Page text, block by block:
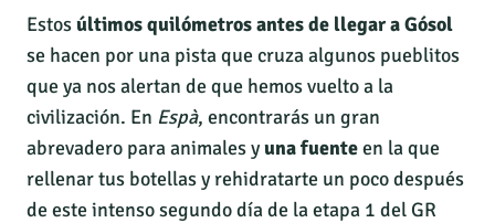
Estosúltimos quilómetros antes de llegar a Gósol
se hacen por una pista que cruza algunos pueblitos
que ya nos alertan de que hemos vuelto a la
civilización. En Espà, encontrarás un gran
abrevadero para animales yuna fuenteen la que
rellenar tus botellas y rehidratarte un poco después
de este intenso segundo día de la etapa 1 del GR